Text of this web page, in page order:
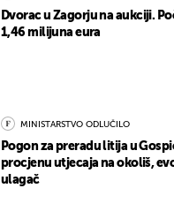
Dvorac u Zagorju na aukciji.
1,46 milijuna eura
MINISTARSTVO ODLUČILO
Pogon za preradu litija u
procjenu utjecaja na okoliš,
ulagač